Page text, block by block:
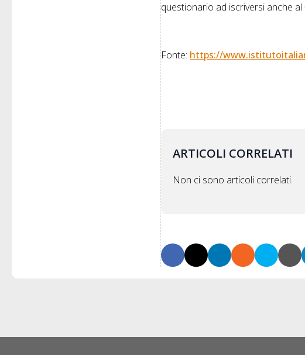
questionario ad iscriversi anche al
Fonte: https://www.
ARTICOLI CORRELATI
Non ci sono articoli correlati.